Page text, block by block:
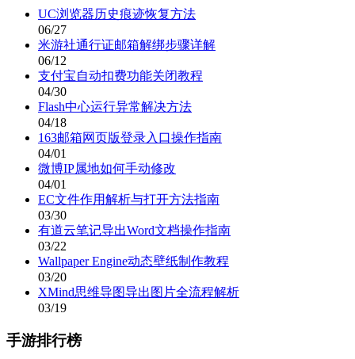
UC浏览器历史痕迹恢复方法
06/27
米游社通行证邮箱解绑步骤详解
06/12
支付宝自动扣费功能关闭教程
04/30
Flash中心运行异常解决方法
04/18
163邮箱网页版登录入口操作指南
04/01
微博IP属地如何手动修改
04/01
EC文件作用解析与打开方法指南
03/30
有道云笔记导出Word文档操作指南
03/22
Wallpaper Engine动态壁纸制作教程
03/20
XMind思维导图导出图片全流程解析
03/19
手游排行榜